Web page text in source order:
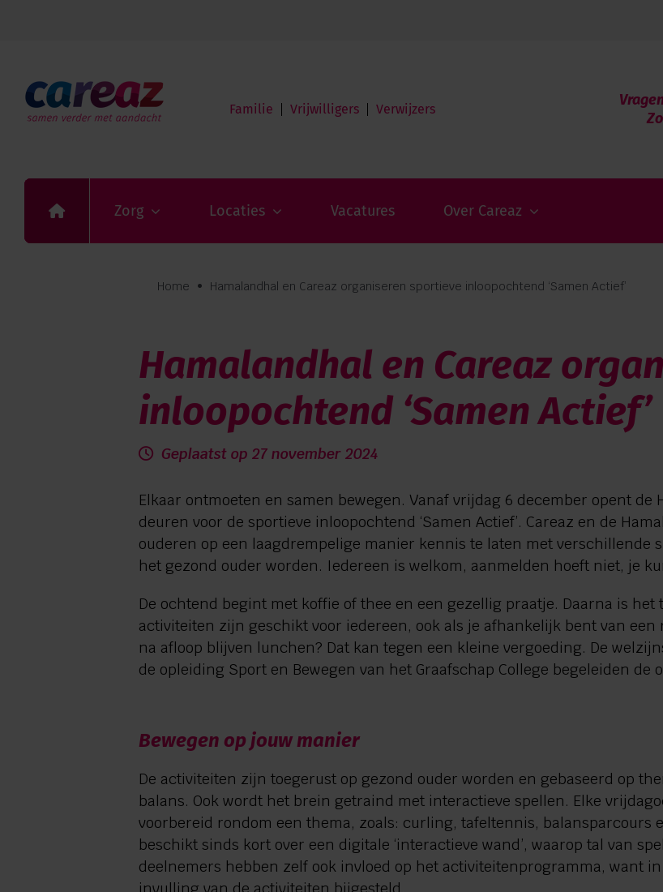
Familie Vrijwilligers Verwijzers
Zorg Locaties Vacatures Over Careaz
Home • Hamalandhal en Careaz organiseren sportieve inloopochtend ‘Samen Actief’
Hamalandhal en Careaz
inloopochtend ‘Samen Actief’
Geplaatst op 27 november 2024
Elkaar ontmoeten en samen bewegen. Vanaf vrijdag 6 december opent
deuren voor de sportieve inloopochtend ‘Samen Actief’. Careaz en de
ouderen op een laagdrempelige manier kennis te laten met verschillende
het gezond ouder worden. Iedereen is welkom, aanmelden hoeft niet, je
De ochtend begint met koffie of thee en een gezellig praatje. Daarna is
activiteiten zijn geschikt voor iedereen, ook als je afhankelijk bent van
na afloop blijven lunchen? Dat kan tegen een kleine vergoeding. De
de opleiding Sport en Bewegen van het Graafschap College begeleiden de
Bewegen op jouw manier
De activiteiten zijn toegerust op gezond ouder worden en gebaseerd op
balans. Ook wordt het brein getraind met interactieve spellen. Elke
voorbereid rondom een thema, zoals: curling, tafeltennis, balansparcours
beschikt sinds kort over een digitale ‘interactieve wand’, waarop tal van
deelnemers hebben zelf ook invloed op het activiteitenprogramma, want
Locaties
Vacatures
Over Careaz
Privacy
0544 745 555